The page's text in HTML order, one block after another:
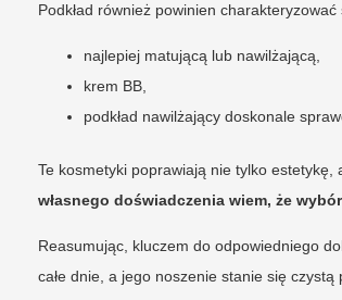
Podkład również powinien charakteryzować
najlepiej matującą lub nawilżającą,
krem BB,
podkład nawilżający doskonale
Te kosmetyki poprawiają nie tylko estetykę,
własnego doświadczenia wiem, że
Reasumując, kluczem do odpowiedniego
całe dnie, a jego noszenie stanie się czystą